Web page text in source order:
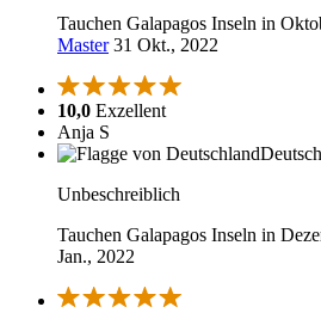
Tauchen Galapagos Inseln in
Master 31 Okt., 2022
10,0 Exzellent
Anja S
Unbeschreiblich
Tauchen Galapagos Inseln in
Jan., 2022